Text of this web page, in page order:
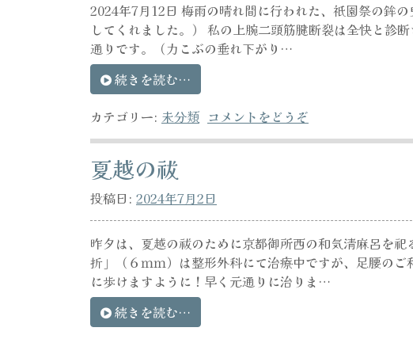
2024年7月12日 梅雨の晴れ間に行われた、祇園祭の鉾
してくれました。） 私の上腕二頭筋腱断裂は全快と診
通りです。（力こぶの垂れ下がり…
続きを読む…
カテゴリー: 未分類 コメントをどうぞ
夏越の祓
投稿日: 2024年7月2日
昨夕は、夏越の祓のために京都御所西の和気清麻呂を
折」（６ｍｍ）は整形外科にて治療中ですが、足腰の
に歩けますように！早く元通りに治りま…
続きを読む…